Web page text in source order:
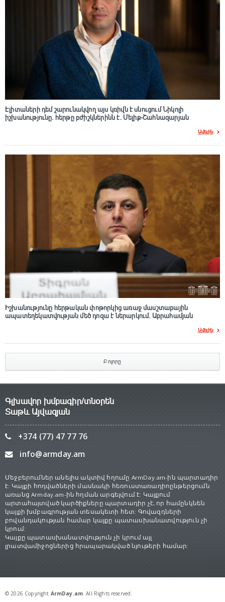
Էլիտաների դեմ շարունակվող այս կռիվն է սնուցում Նիկոլի
իշխանությունը. հերթը բժիշկներինն է. Մելիք-Շահնազարյան
Ավելին
Իշխանությունը հերթական փոթորկից առաջ մասշտաբային
ապատեղեկատվության մեծ դnզա է ներարկում․ Աբրահամյան
Ավելին
Բոլորը
Գլխավոր խմբագիր/տնօրեն
Տաթև Այվազյան
+374 (77) 47 77 76
info@armday.am
Մեջբերումներ անելիս ակտիվ հղումը ArmDay.am-ին պարտադիր
է: Կայքի հոդվածների մասնակի հեռուստառադիոընթերցումն
առանց Armday.am-ին հղման արգելվում է: Կայքում
արտահայտված կարծիքները պարտադիր չէ, որ համընկնեն
կայքի խմբագրության տեսակետի հետ: Գովազդների
բովանդակության համար կայքը պատասխանատվություն չի
կրում:
Կայքը պատասխանատվություն չի կրում այլ
լրատվամիջոցներից հրապարակված նյութերի համար:
© 2026 Copyright ArmDay.am. All Rights reserved.